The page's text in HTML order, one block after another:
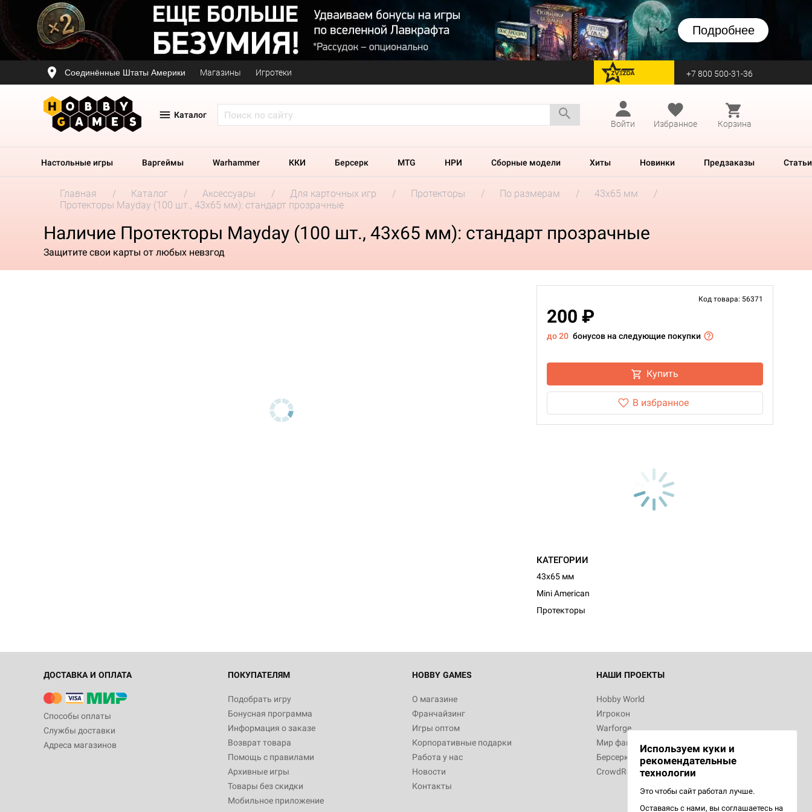
Подробнее
Соединённые Штаты Америки Магазины Игротеки перейти на Zvezda +7 800 500-31-36
Каталог
Войти
Избранное Корзина
Настольные игры Варгеймы Warhammer ККИ Берсерк MTG НРИ Сборные модели Хиты Новинки Предзаказы Статьи
Главная Каталог Аксессуары Для карточных игр Протекторы По размерам
43x65 мм
Протекторы Mayday (100 шт., 43x65 мм): стандарт прозрачные
Наличие Протекторы Mayday (100 шт., 43x65 мм): стандарт прозрачные
Защитите свои карты от любых невзгод
Код товара: 56371
200 ₽
до 20 бонусов на следующие покупки
Купить
В избранное
КАТЕГОРИИ
43x65 мм
Mini American
Протекторы
ДОСТАВКА И ОПЛАТА
Способы оплаты
Службы доставки
Адреса магазинов
ПОКУПАТЕЛЯМ
Подобрать игру
Бонусная программа
Информация о заказе
Возврат товара
Помощь с правилами
Архивные игры
Товары без скидки
Мобильное приложение
HOBBY GAMES
О магазине
Франчайзинг
Игры оптом
Корпоративные подарки
Работа у нас
Новости
Контакты
НАШИ ПРОЕКТЫ
Hobby World
Игрокон
Warforge
Мир фантастики
Берсерк
CrowdRepublic
Используем куки и
рекомендательные
технологии
Это чтобы сайт работал лучше.
Оставаясь с нами, вы соглашаетесь на